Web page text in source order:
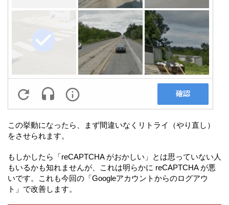
この挙動になったら、まず間違いなくリトライ（やり直し）
をさせられます。
もしかしたら「reCAPTCHA がおかしい」とは思っていない人
もいるかも知れませんが、これは明らかに reCAPTCHA が悪
いです。これも今回の「Googleアカウントからのログアウ
ト」で改善します。